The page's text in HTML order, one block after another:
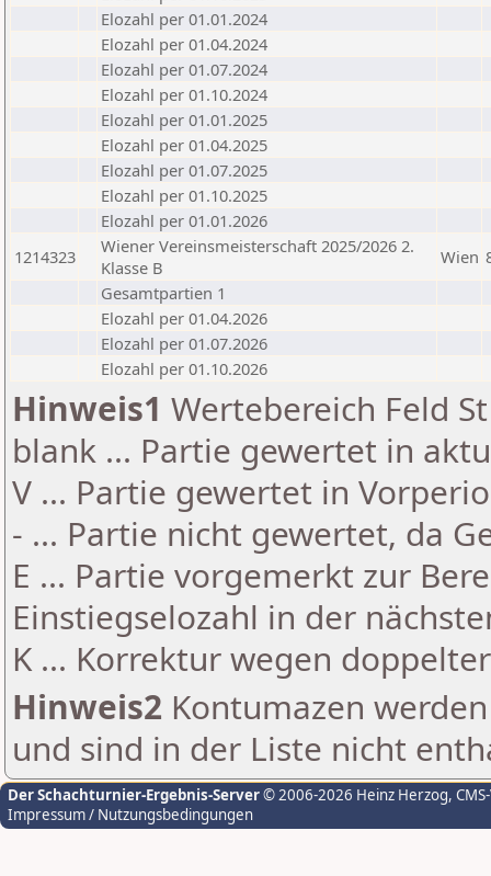
Elozahl per 01.01.2024
Elozahl per 01.04.2024
Elozahl per 01.07.2024
Elozahl per 01.10.2024
Elozahl per 01.01.2025
Elozahl per 01.04.2025
Elozahl per 01.07.2025
Elozahl per 01.10.2025
Elozahl per 01.01.2026
1214323
Wiener Vereinsmeisterschaft 2025/2026 2.
Klasse B
Wien
Gesamtpartien 1
Elozahl per 01.04.2026
Elozahl per 01.07.2026
Elozahl per 01.10.2026
Hinweis1 Wertebereich Feld
blank ... Partie gewertet in
V ... Partie gewertet in
- ... Partie nicht gewertet, da
E ... Partie vorgemerkt zur
Einstiegselozahl in der
K ... Korrektur wegen
Hinweis2 Kontumazen
und sind in der Liste nicht
Der Schachturnier-Ergebnis-Server© 2006-2026 Heinz Herzog,
Impressum / Nutzungsbedingungen